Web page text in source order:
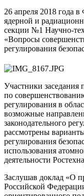
26 апреля 2018 года
ядерной и
секции №1 Научно-
«Вопросы
регулирования
Участники заседания
по
регулирования в
возможные
законодательного
рассмотрены
регулирования
использования
деятельности
Заслушав доклад «О
Российской